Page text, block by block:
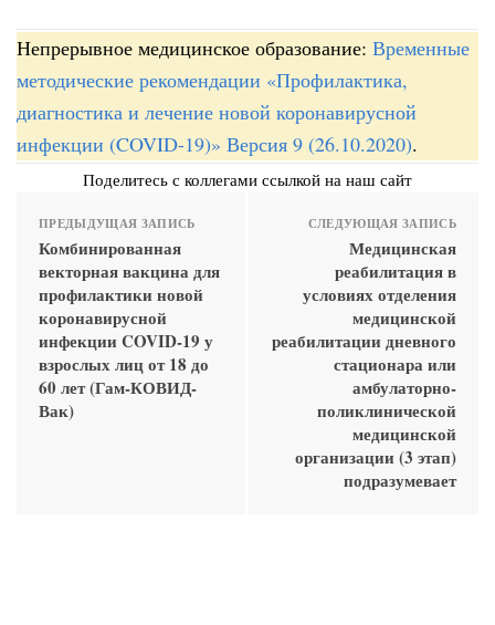
Непрерывное медицинское образование: Временные
методические рекомендации «Профилактика,
диагностика и лечение новой коронавирусной
инфекции (COVID-19)» Версия 9 (26.10.2020).
Поделитесь с коллегами ссылкой на наш сайт
ПРЕДЫДУЩАЯ ЗАПИСЬ
Комбинированная
векторная вакцина для
профилактики новой
коронавирусной
инфекции COVID-19 у
взрослых лиц от 18 до
60 лет (Гам-КОВИД-
Вак)
СЛЕДУЮЩАЯ ЗАПИСЬ
Медицинская
реабилитация в
условиях отделения
медицинской
реабилитации дневного
стационара или
амбулаторно-
поликлинической
медицинской
организации (3 этап)
подразумевает